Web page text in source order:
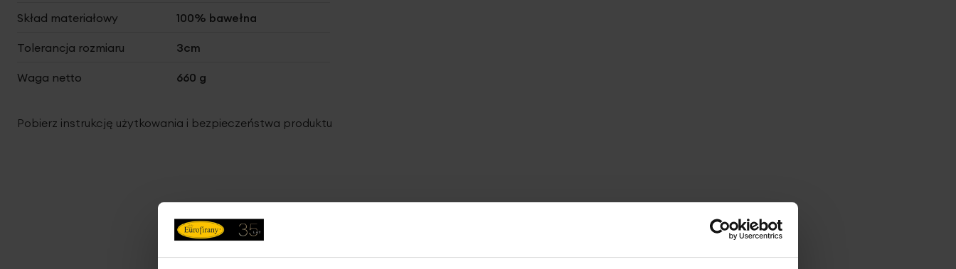
Skład materiałowy 100% bawełna
Tolerancja rozmiaru 3cm
Waga netto 660 g
Pobierz instrukcję użytkowania i bezpieczeństwa produktu